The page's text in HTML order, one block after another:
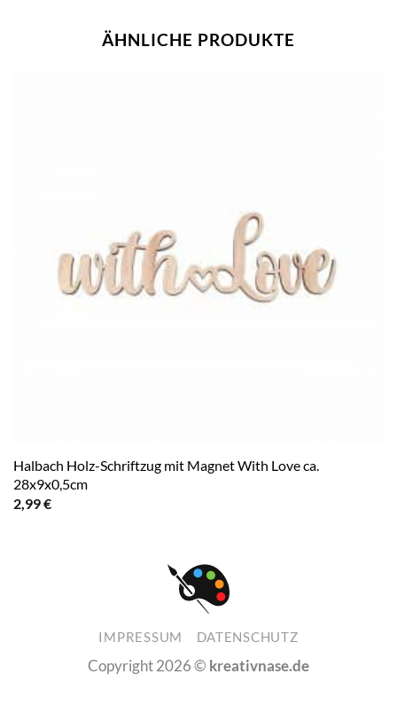
ÄHNLICHE PRODUKTE
Halbach Holz-Schriftzug mit Magnet With Love ca.
28x9x0,5cm
2,99€
IMPRESSUM DATENSCHUTZ
Copyright 2026 © kreativnase.de